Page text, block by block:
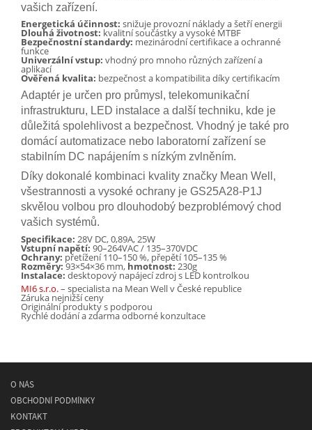
vašich zařízení.
Energetická účinnost: snižuje provozní náklady a šetří energii
Dlouhá životnost: kvalitní součástky a vysoké MTBF
Bezpečnostní standardy: mezinárodní certifikace a ochranné
funkce
Univerzální vstup: vhodný pro mnoho různých zařízení a
aplikací
Ověřená kvalita: bezpečnost a kompatibilita díky certifikacím
Adaptér je určen pro průmysl, telekomunikační
infrastrukturu, LED instalace a další techniku, kde je
důležitá spolehlivost a bezpečnost. Vhodný je také pro
domácí automatizace nebo laboratorní zařízení se
stabilním DC napájením s nízkým zvlněním.
Díky dokonalé kombinaci kvality značky Mean Well,
všestrannosti a vysoké ochrany je GS25A28-P1J
skvělou volbou pro dlouhodobý bezproblémový chod
vašich systémů.
Specifikace: 28V DC, 0,89A, 25W
Vstupní napětí: 90–264VAC / 135–370VDC
Ochrany: přetížení 110–150 %, přepětí 105–135 %
Rozměry: 93×54×36 mm, hmotnost: 230g
Instalace: desktopový napájecí zdroj s LED kontrolkou
MI6 s.r.o.– specialista na Mean Well v České republice
Záruka nejnižší ceny
Originální produkty s podporou
Rychlé dodání a zdarma odborné konzultace
O NÁS
OBCHODNÍ PODMÍNKY
KONTAKT